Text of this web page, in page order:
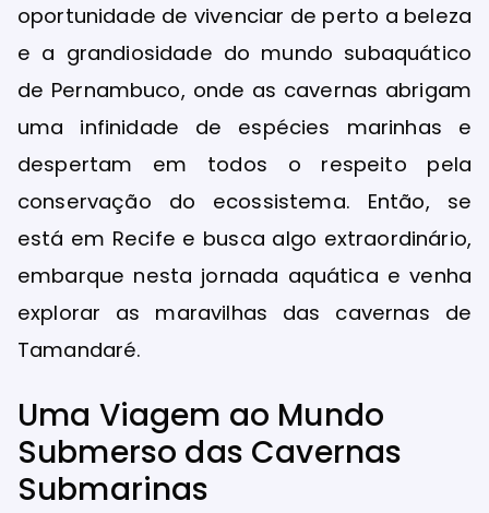
oportunidade de vivenciar de perto a beleza
e a grandiosidade do mundo subaquático
de Pernambuco, onde as cavernas abrigam
uma infinidade de espécies marinhas e
despertam em todos o respeito pela
conservação do ecossistema. Então, se
está em Recife e busca algo extraordinário,
embarque nesta jornada aquática e venha
explorar as maravilhas das cavernas de
Tamandaré.
Uma Viagem ao Mundo
Submerso das Cavernas
Submarinas